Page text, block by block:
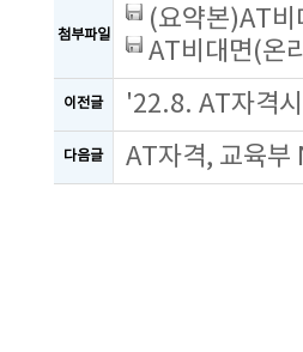
첨부파일
(요약본)AT
AT비대면(온
이전글 '22.8. AT자격
다음글 AT자격, 교육부